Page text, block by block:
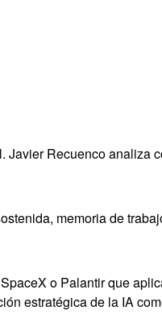
Recuenco
memoria de
o Palantir que
estratégica de la IA